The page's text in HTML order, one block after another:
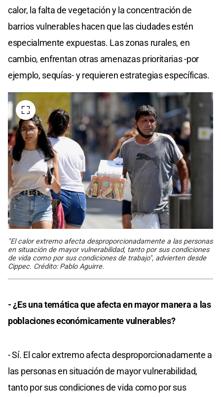
calor, la falta de vegetación y la concentración de
barrios vulnerables hacen que las ciudades estén
especialmente expuestas. Las zonas rurales, en
cambio, enfrentan otras amenazas prioritarias -por
ejemplo, sequías- y requieren estrategias específicas.
"El calor extremo afecta desproporcionadamente a las personas
en situación de mayor vulnerabilidad, tanto por sus condiciones
de vida como por sus condiciones de trabajo", advierten desde
Cippec. Crédito: Pablo Aguirre.
- ¿Es una temática que afecta en mayor manera a las
poblaciones económicamente vulnerables?
- Sí. El calor extremo afecta desproporcionadamente a
las personas en situación de mayor vulnerabilidad,
tanto por sus condiciones de vida como por sus